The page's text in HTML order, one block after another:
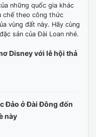
những quốc gia khác
chế theo công thức
vùng đất này. Hãy cùng
sản của Đài Loan nhé.
Disney với lễ hội thả
Đảo ở Đài Đông đốn
này